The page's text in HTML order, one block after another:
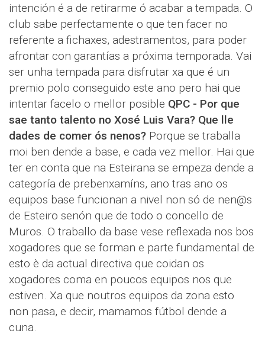
intención é a de retirarme ó acabar a tempada. O
club sabe perfectamente o que ten facer no
referente a fichaxes, adestramentos, para poder
afrontar con garantías a próxima temporada. Vai
ser unha tempada para disfrutar xa que é un
premio polo conseguido este ano pero hai que
intentar facelo o mellor posible QPC - Por que
sae tanto talento no Xosé Luis Vara? Que lle
dades de comer ós nenos? Porque se traballa
moi ben dende a base, e cada vez mellor. Hai que
ter en conta que na Esteirana se empeza dende a
categoría de prebenxamíns, ano tras ano os
equipos base funcionan a nivel non só de nen@s
de Esteiro senón que de todo o concello de
Muros. O traballo da base vese reflexada nos bos
xogadores que se forman e parte fundamental de
esto è da actual directiva que coidan os
xogadores coma en poucos equipos nos que
estiven. Xa que noutros equipos da zona esto
non pasa, e decir, mamamos fútbol dende a
cuna.